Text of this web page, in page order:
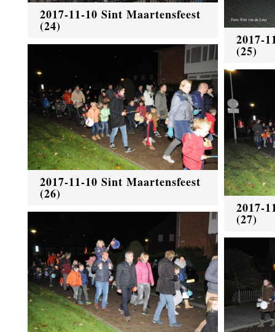
2017-11-10 Sint Maartensfeest
(24)
2017-11-10 Sint Maartensfeest
(26)
2017-
(25)
2017-
(27)